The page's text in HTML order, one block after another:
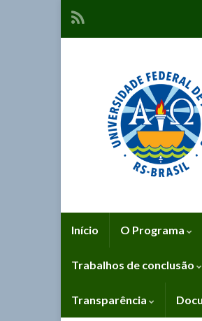
Início O Programa
Trabalhos de conclusão
Transparência